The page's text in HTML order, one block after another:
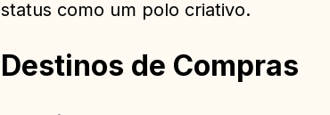
status como um polo criativo.
Destinos de Compras